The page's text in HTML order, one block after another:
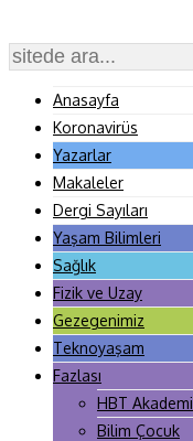
Anasayfa
Koronavirüs
Yazarlar
Makaleler
Dergi Sayıları
Yaşam Bilimleri
Sağlık
Fizik ve Uzay
Gezegenimiz
Teknoyaşam
Fazlası
HBT Akademi
Bilim Çocuk